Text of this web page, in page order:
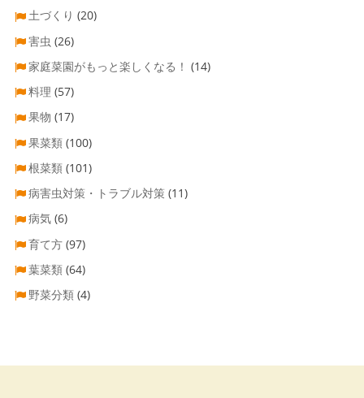
土づくり (20)
害虫 (26)
家庭菜園がもっと楽しくなる！ (14)
料理 (57)
果物 (17)
果菜類 (100)
根菜類 (101)
病害虫対策・トラブル対策 (11)
病気 (6)
育て方 (97)
葉菜類 (64)
野菜分類 (4)